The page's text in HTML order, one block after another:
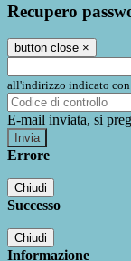
Recupero
button close ×
all'indirizzo indicato con
E-mail inviata, si
Errore
Chiudi
Successo
Chiudi
Informazione